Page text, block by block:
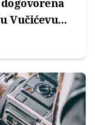
Vučićevu